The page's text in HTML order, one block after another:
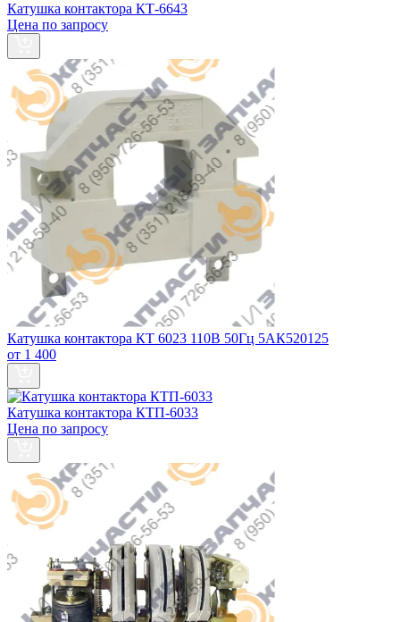
Катушка контактора КТ-6643
Цена по запросу
Катушка контактора КТ 6023 110В 50Гц 5АК520125
от 1 400
Катушка контактора КТП-6033
Цена по запросу